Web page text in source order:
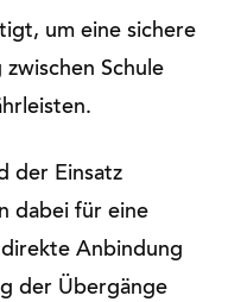
um eine sichere
Schule
der Einsatz
dabei für eine
Anbindung
der Übergänge